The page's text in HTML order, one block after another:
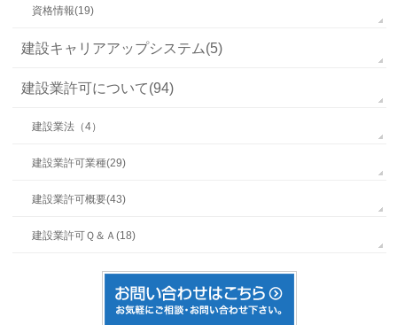
資格情報(19)
建設キャリアアップシステム(5)
建設業許可について(94)
建設業法（4）
建設業許可業種(29)
建設業許可概要(43)
建設業許可Ｑ＆Ａ(18)